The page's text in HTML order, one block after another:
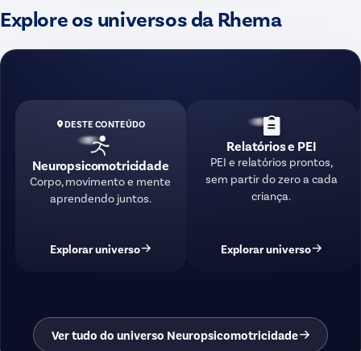
Explore os universos da Rhema
DESTE CONTEÚDO
Neuropsicomotricidade
Corpo, movimento e mente
aprendendo juntos.
Explorar universo
Relatórios e PEI
PEI e relatórios prontos,
sem partir do zero a cada
criança.
Explorar universo
Ver tudo do universo Neuropsicomotricidade